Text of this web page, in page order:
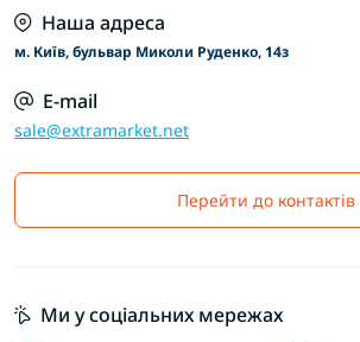
Наша адреса
м. Київ, бульвар Миколи Руденко, 14з
E-mail
sale@extramarket.net
Перейти до контактів
Ми у соціальних мережах